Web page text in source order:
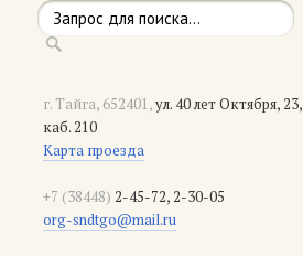
г. Тайга, 652401,ул. 40 лет Октября, 23,
каб. 210
Карта проезда
+7 (38448) 2-45-72, 2-30-05
org-sndtgo@mail.ru